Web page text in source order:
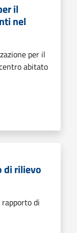
il
nel
per il
abitato
di rilievo
di